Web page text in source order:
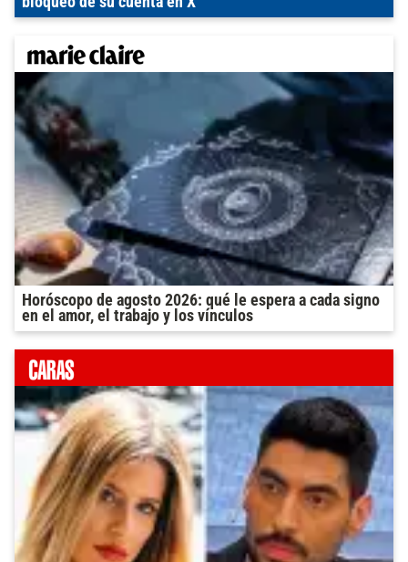
Horóscopo de agosto 2026: qué le espera a cada signo
en el amor, el trabajo y los vínculos